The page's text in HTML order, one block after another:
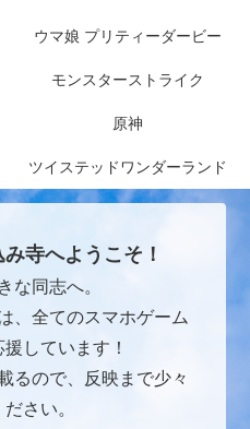
ウマ娘 プリティーダービー
モンスターストライク
原神
ツイステッドワンダーランド
寺へようこそ！
な同志へ。
、全てのスマホゲーム
しています！
るので、反映まで少々
さい。